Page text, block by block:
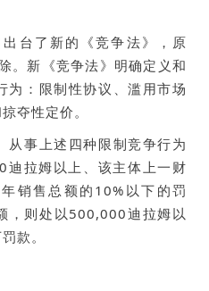
台了新的《竞争法》，原
。新《竞争法》明确定义和
为：限制性协议、滥用市场
夺性定价。
从事上述四种限制竞争行为
拉姆以上、该主体上一财
销售总额的10%以下的罚
，则处以500,000迪拉姆以
款。